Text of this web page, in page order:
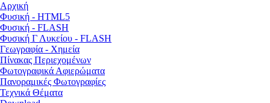
Αρχική
Φυσική - HTML5
Φυσική - FLASH
Φυσική Γ Λυκείου - FLASH
Γεωγραφία - Χημεία
Πίνακας Περιεχομένων
Φωτογραφικά Αφιερώματα
Πανοραμικές Φωτογραφίες
Τεχνικά Θέματα